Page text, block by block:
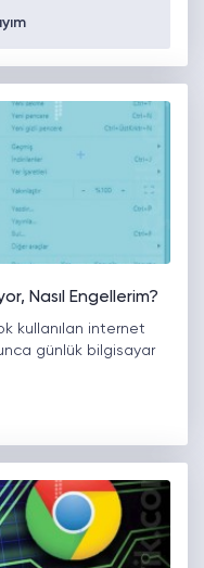
Nasıl Engellerim?
kullanılan internet
günlük bilgisayar